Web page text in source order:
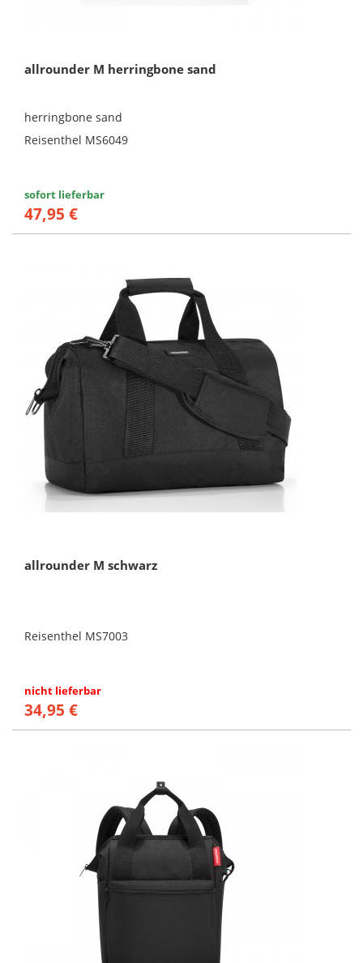
allrounder M herringbone sand
herringbone sand
Reisenthel MS6049
sofort lieferbar
47,95 €
allrounder M schwarz
Reisenthel MS7003
nicht lieferbar
34,95 €